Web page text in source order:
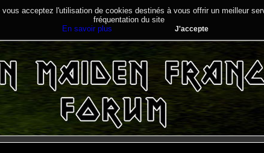
acceptez l'utilisation de cookies destinés à vous offrir un meilleur
fréquentation du site
En savoir plus
J'accepte